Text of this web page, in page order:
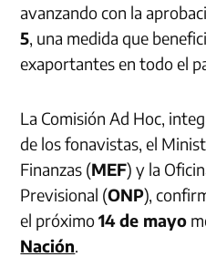
avanzando con la
5 , una medida que
exaportantes en todo el
La Comisión Ad Hoc,
de los fonavistas, el
Finanzas (MEF) y la
Previsional (ONP),
el próximo14 de mayo
Nación